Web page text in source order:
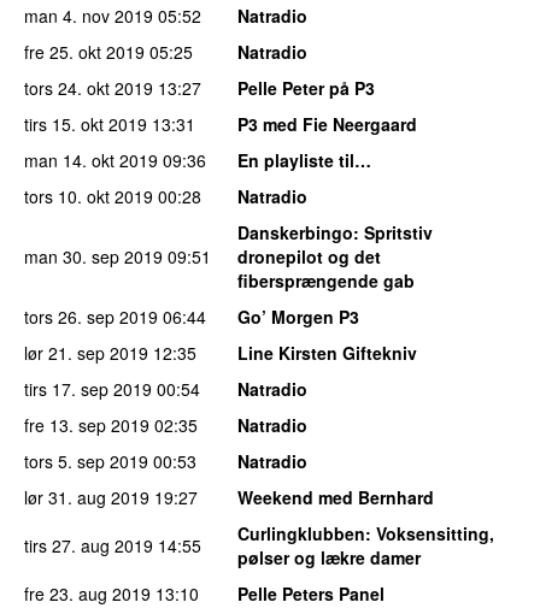
man 4. nov 2019 05:52
Natradio
fre 25. okt 2019 05:25
Natradio
tors 24. okt 2019 13:27
Pelle Peter på P3
tirs 15. okt 2019 13:31
P3 med Fie Neergaard
man 14. okt 2019 09:36
En playliste til…
tors 10. okt 2019 00:28 Natradio
man 30. sep 2019 09:51
Danskerbingo: Spritstiv
dronepilot og det
fibersprængende gab
tors 26. sep 2019 06:44
Go’ Morgen P3
lør 21. sep 2019 12:35
Line Kirsten Giftekniv
tirs 17. sep 2019 00:54
Natradio
fre 13. sep 2019 02:35
Natradio
tors 5. sep 2019 00:53
Natradio
lør 31. aug 2019 19:27
Weekend med Bernhard
tirs 27. aug 2019 14:55 Curlingklubben: Voksensitting,
pølser og lækre damer
fre 23. aug 2019 13:10
Pelle Peters Panel